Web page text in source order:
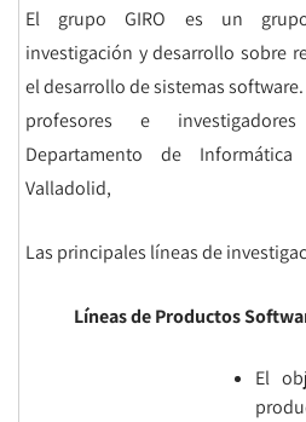
El grupo GIRO es un
investigación y desarrollo sobre
el desarrollo de sistemas
profesores e
Departamento de
Valladolid,
Las principales líneas de
Líneas de Productos
El